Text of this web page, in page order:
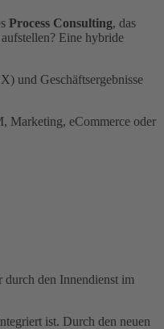
Process Consulting, das
Eine hybride
und Geschäftsergebnisse
Marketing, eCommerce oder
durch den Innendienst im
ist. Durch den neuen